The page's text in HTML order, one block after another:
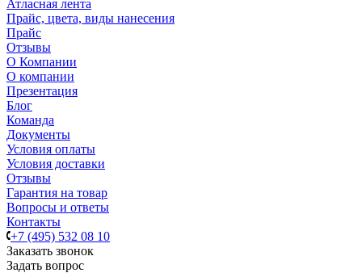
Атласная лента
Прайс, цвета, виды нанесения
Прайс
Отзывы
О Компании
О компании
Презентация
Блог
Команда
Документы
Условия оплаты
Условия доставки
Отзывы
Гарантия на товар
Вопросы и ответы
Контакты
+7 (495) 532 08 10
Заказать звонок
Задать вопрос